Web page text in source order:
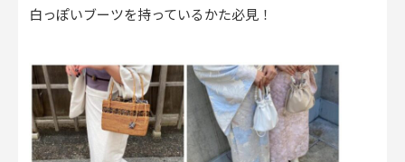
白っぽいブーツを持っているかた必見！